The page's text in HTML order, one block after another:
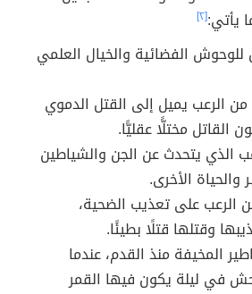
يأتي:[٢]
الفضائية والخيال العلمي
الرعب يميل إلى القتل الدموي
القاتل مختلًّا عقليًّا.
الذي يتحدث عن الجن والشياطين
والحياة الأخرى.
الرعب على تعذيب الضحية،
وقتلها قتلًا بطيئًا.
المخيفة منذ القدم، عندما
في ليلة يكون فيها القمر